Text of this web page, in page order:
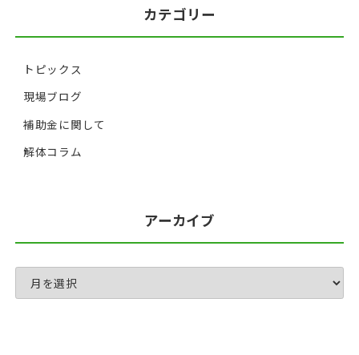
カテゴリー
トピックス
現場ブログ
補助金に関して
解体コラム
アーカイブ